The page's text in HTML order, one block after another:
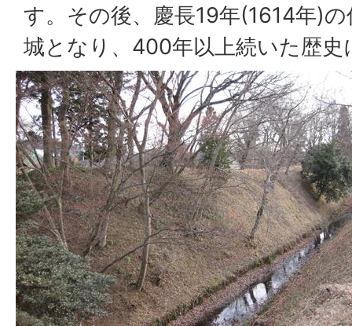
す。その後、慶長19年(1614年)
城となり、400年以上続いた歴